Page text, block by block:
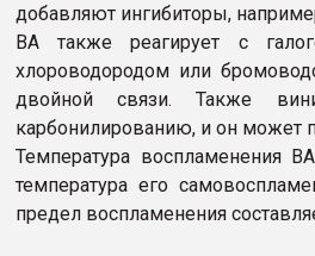
добавляют ингибиторы,
ВА также реагирует с
хлороводородом или
двойной связи. Также
карбонилированию, и он может
Температура воспламенения
температура его
предел воспламенения